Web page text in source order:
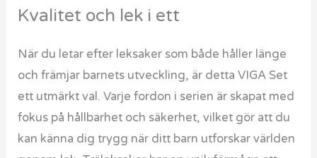
Kvalitet och lek i ett
När du letar efter leksaker som både håller länge
och främjar barnets utveckling, är detta VIGA Set
ett utmärkt val. Varje fordon i serien är skapat med
fokus på hållbarhet och säkerhet, vilket gör att du
kan känna dig trygg när ditt barn utforskar världen